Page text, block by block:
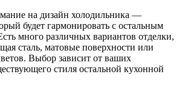
на дизайн холодильника —
будет гармонировать с остальным
много различных вариантов отделки,
сталь, матовые поверхности или
Выбор зависит от ваших
стиля остальной кухонной